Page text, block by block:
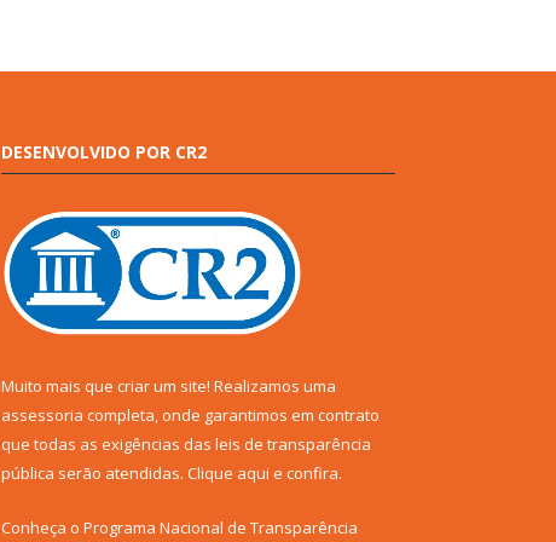
DESENVOLVIDO POR CR2
Muito mais que criar um site! Realizamos uma
assessoria completa, onde garantimos em contrato
que todas as exigências das leis de transparência
pública serão atendidas. Clique aqui e confira.
Conheça o Programa Nacional de Transparência